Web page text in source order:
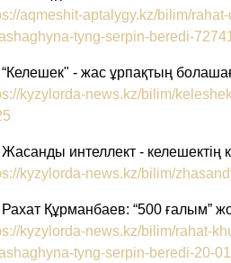
aqmeshit-aptalygy.kz/bilim/
tyng-serpin-beredi-
“Келешек" - жас ұрпақтың
kyzylorda-news.kz/bilim/
интеллект - келешектің
kyzylorda-news.kz/bilim/
Рахат Құрманбаев: “500 ғалым”
kyzylorda-news.kz/bilim/rahat-
tyng-serpin-beredi-20-